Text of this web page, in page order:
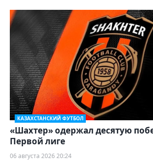
КАЗАХСТАНСКИЙ ФУТБОЛ
«Шахтер» одержал десятую
Первой лиге
06 августа 2026 20:24